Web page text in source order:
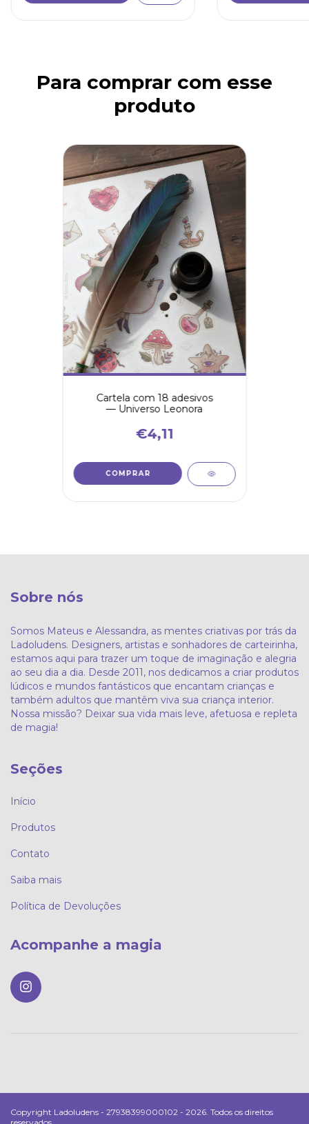
Para comprar com esse
produto
Cartela com 18 adesivos
— Universo Leonora
€4,11
Sobre nós
Somos Mateus e Alessandra, as mentes criativas por trás da
Ladoludens. Designers, artistas e sonhadores de carteirinha,
estamos aqui para trazer um toque de imaginação e alegria
ao seu dia a dia. Desde 2011, nos dedicamos a criar produtos
lúdicos e mundos fantásticos que encantam crianças e
também adultos que mantêm viva sua criança interior.
Nossa missão? Deixar sua vida mais leve, afetuosa e repleta
de magia!
Seções
Início
Produtos
Contato
Saiba mais
Política de Devoluções
Acompanhe a magia
Copyright Ladoludens - 27938399000102 - 2026. Todos os direitos